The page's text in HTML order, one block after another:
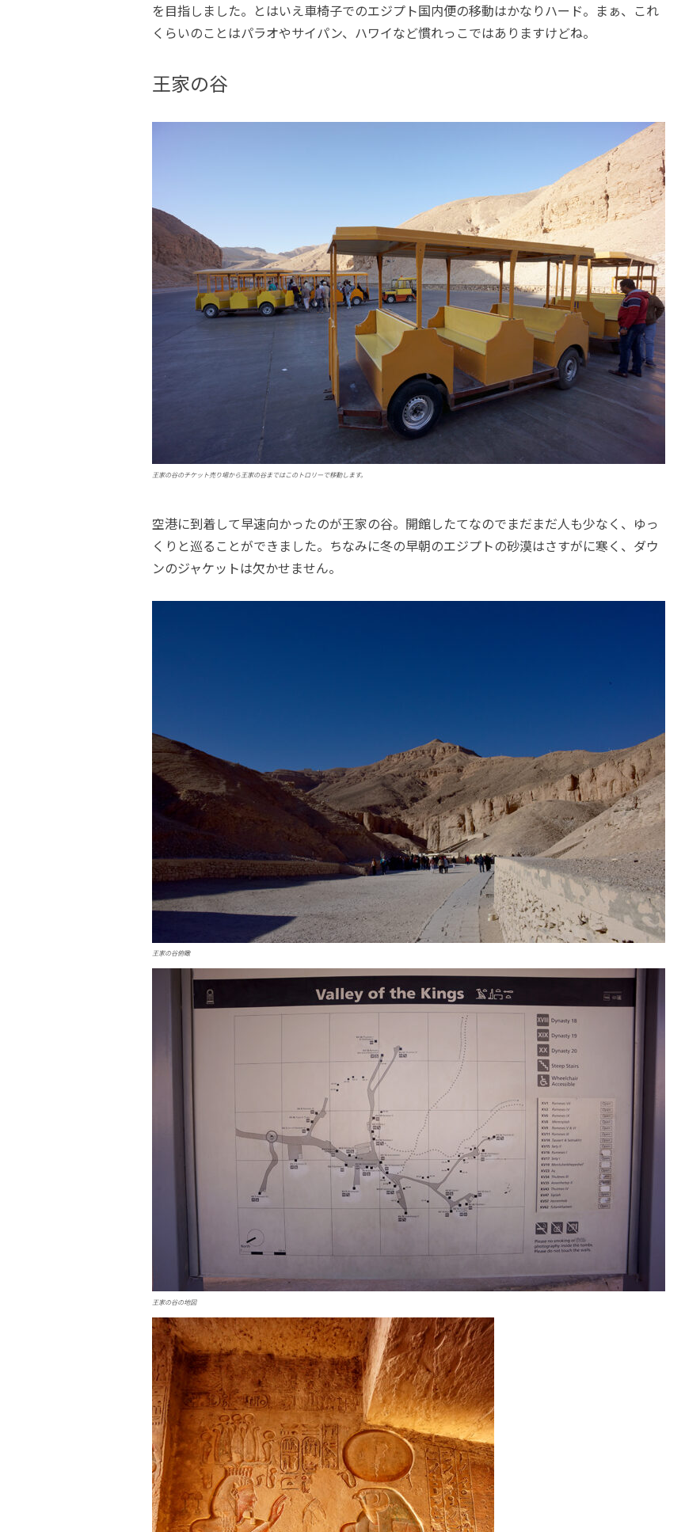
を目指しました。とはいえ車椅子でのエジプト国内便の移動はかなりハード。まぁ、これ
くらいのことはパラオやサイパン、ハワイなど慣れっこではありますけどね。
王家の谷
王家の谷のチケット売り場から王家の谷まではこのトロリーで移動します。
空港に到着して早速向かったのが王家の谷。開館したてなのでまだまだ人も少なく、ゆっ
くりと巡ることができました。ちなみに冬の早朝のエジプトの砂漠はさすがに寒く、ダウ
ンのジャケットは欠かせません。
王家の谷俯瞰
王家の谷の地図